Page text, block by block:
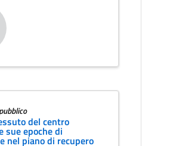
del centro
sue epoche di
nel piano di recupero